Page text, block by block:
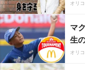
オリ
マ
生
オリ